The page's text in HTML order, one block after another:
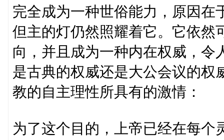
完全成为一种世俗能力，原因在
但主的灯仍然照耀着它。它依然
向，并且成为一种内在权威，
是古典的权威还是大公会议的权
教的自主理性所具有的激情：
为了这个目的，上帝已经在每个